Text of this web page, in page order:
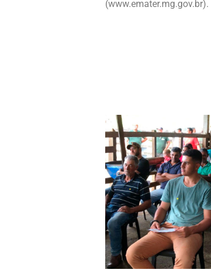
(www.emater.mg.gov.br).